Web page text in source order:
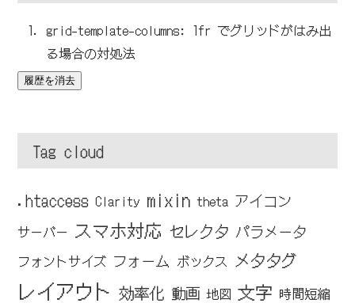
grid-template-columns: 1fr でグリッドがはみ出
る場合の対処法
履歴を消去
Tag cloud
.htaccess Clarity mixin theta アイコン
サーバー スマホ対応 セレクタ パラメータ
フォントサイズ フォーム ボックス メタタグ
レイアウト 効率化 動画 地図 文字 時間短縮